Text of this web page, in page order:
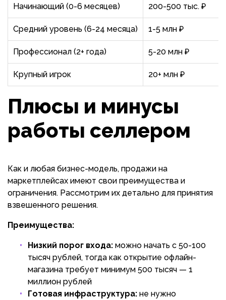
Начинающий (0-6 месяцев) 200-500 тыс. ₽
Средний уровень (6-24 месяца) 1-5 млн ₽
Профессионал (2+ года) 5-20 млн ₽
Крупный игрок 20+ млн ₽
Плюсы и минусы
работы селлером
Как и любая бизнес-модель, продажи на
маркетплейсах имеют свои преимущества и
ограничения. Рассмотрим их детально для принятия
взвешенного решения.
Преимущества:
Низкий порог входа: можно начать с 50-100
тысяч рублей, тогда как открытие офлайн-
магазина требует минимум 500 тысяч — 1
миллион рублей
Готовая инфраструктура: не нужно